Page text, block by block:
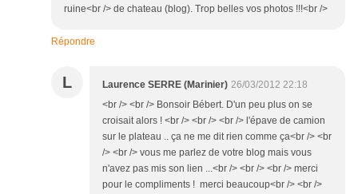
ruine<br /> de chateau (blog). Trop belles vos photos !!!<br />
Répondre
L Laurence SERRE (Marinier) 26/03/2012 22:18
<br /> <br /> Bonsoir Bébert. D'un peu plus on se
croisait alors ! <br /> <br /> <br /> l'épave de camion
sur le plateau .. ça ne me dit rien comme ça<br /> <br
/> <br /> vous me parlez de votre blog mais vous
n'avez pas mis son lien ...<br /> <br /> <br /> merci
pour le compliments ! merci beaucoup<br /> <br />